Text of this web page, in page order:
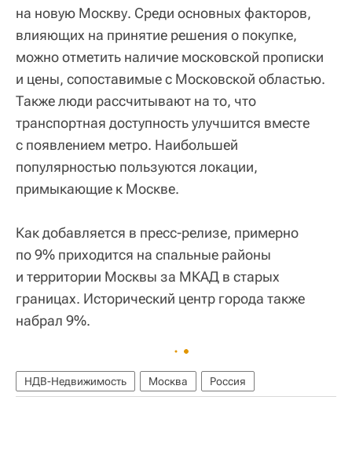
на новую Москву. Среди основных факторов,
влияющих на принятие решения о покупке,
можно отметить наличие московской прописки
и цены, сопоставимые с Московской областью.
Также люди рассчитывают на то, что
транспортная доступность улучшится вместе
с появлением метро. Наибольшей
популярностью пользуются локации,
примыкающие к Москве.
Как добавляется в пресс-релизе, примерно
по 9% приходится на спальные районы
и территории Москвы за МКАД в старых
границах. Исторический центр города также
набрал 9%.
НДВ-Недвижимость Москва Россия